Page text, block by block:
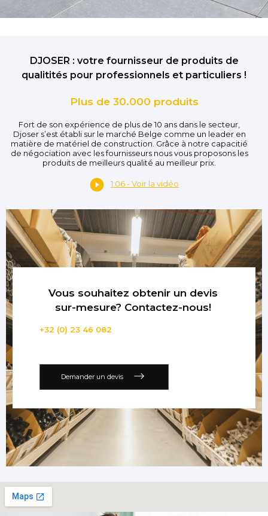
DJOSER : votre fournisseur de produits de
qualitités pour professionnels et particuliers !
Plus de 30.000 produits
Fort de son expérience de plus de 10 ans dans le secteur,
Djoser s’est établi sur le marché Belge comme un leader en
matière de matériel de construction. Grâce à notre capacitié
de négociation avec les fournisseurs nous vous proposons les
produits de meilleurs qualité au meilleur prix.
1:06 - Voir la vidéo
Vous souhaitez obtenir un devis
sur-mesure? Contactez-nous!
+32 (0) 23 46 082
Demander un devis